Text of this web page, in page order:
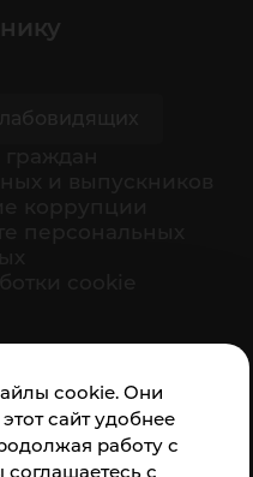
cookie. Они
сайт удобнее
работу с
с